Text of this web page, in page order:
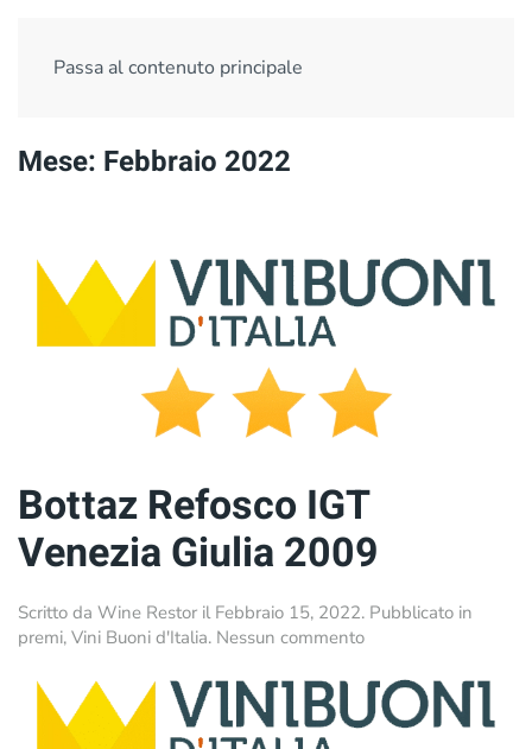
Passa al contenuto principale
Mese: Febbraio 2022
Bottaz Refosco IGT
Venezia Giulia 2009
Scritto da Wine Restor il Febbraio 15, 2022. Pubblicato in
premi, Vini Buoni d'Italia. Nessun commentosu
Refosco
IGT
Venezia